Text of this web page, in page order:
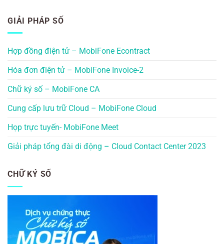
GIẢI PHÁP SỐ
Hợp đồng điện tử – MobiFone Econtract
Hóa đơn điện tử – MobiFone Invoice-2
Chữ ký số – MobiFone CA
Cung cấp lưu trữ Cloud – MobiFone Cloud
Họp trực tuyến- MobiFone Meet
Giải pháp tổng đài di động – Cloud Contact Center 2023
CHỮ KÝ SỐ